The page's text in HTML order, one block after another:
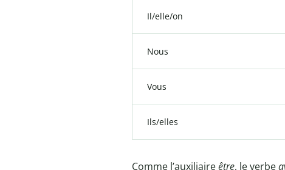
Il/elle/on
Nous
Vous
Ils/elles
Comme l’auxiliaireêtre, le verbe